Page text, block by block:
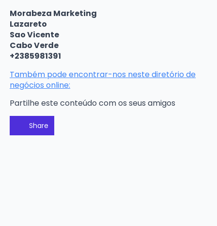
Morabeza Marketing
Lazareto
Sao Vicente
Cabo Verde
+2385981391
Também pode encontrar-nos neste diretório de
negócios online:
Partilhe este conteúdo com os seus amigos
Share